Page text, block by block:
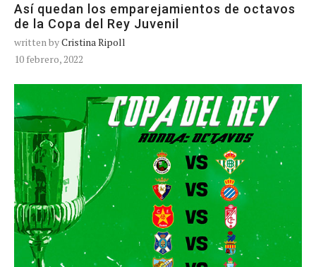
Así quedan los emparejamientos de octavos
de la Copa del Rey Juvenil
written byCristina Ripoll
10 febrero, 2022